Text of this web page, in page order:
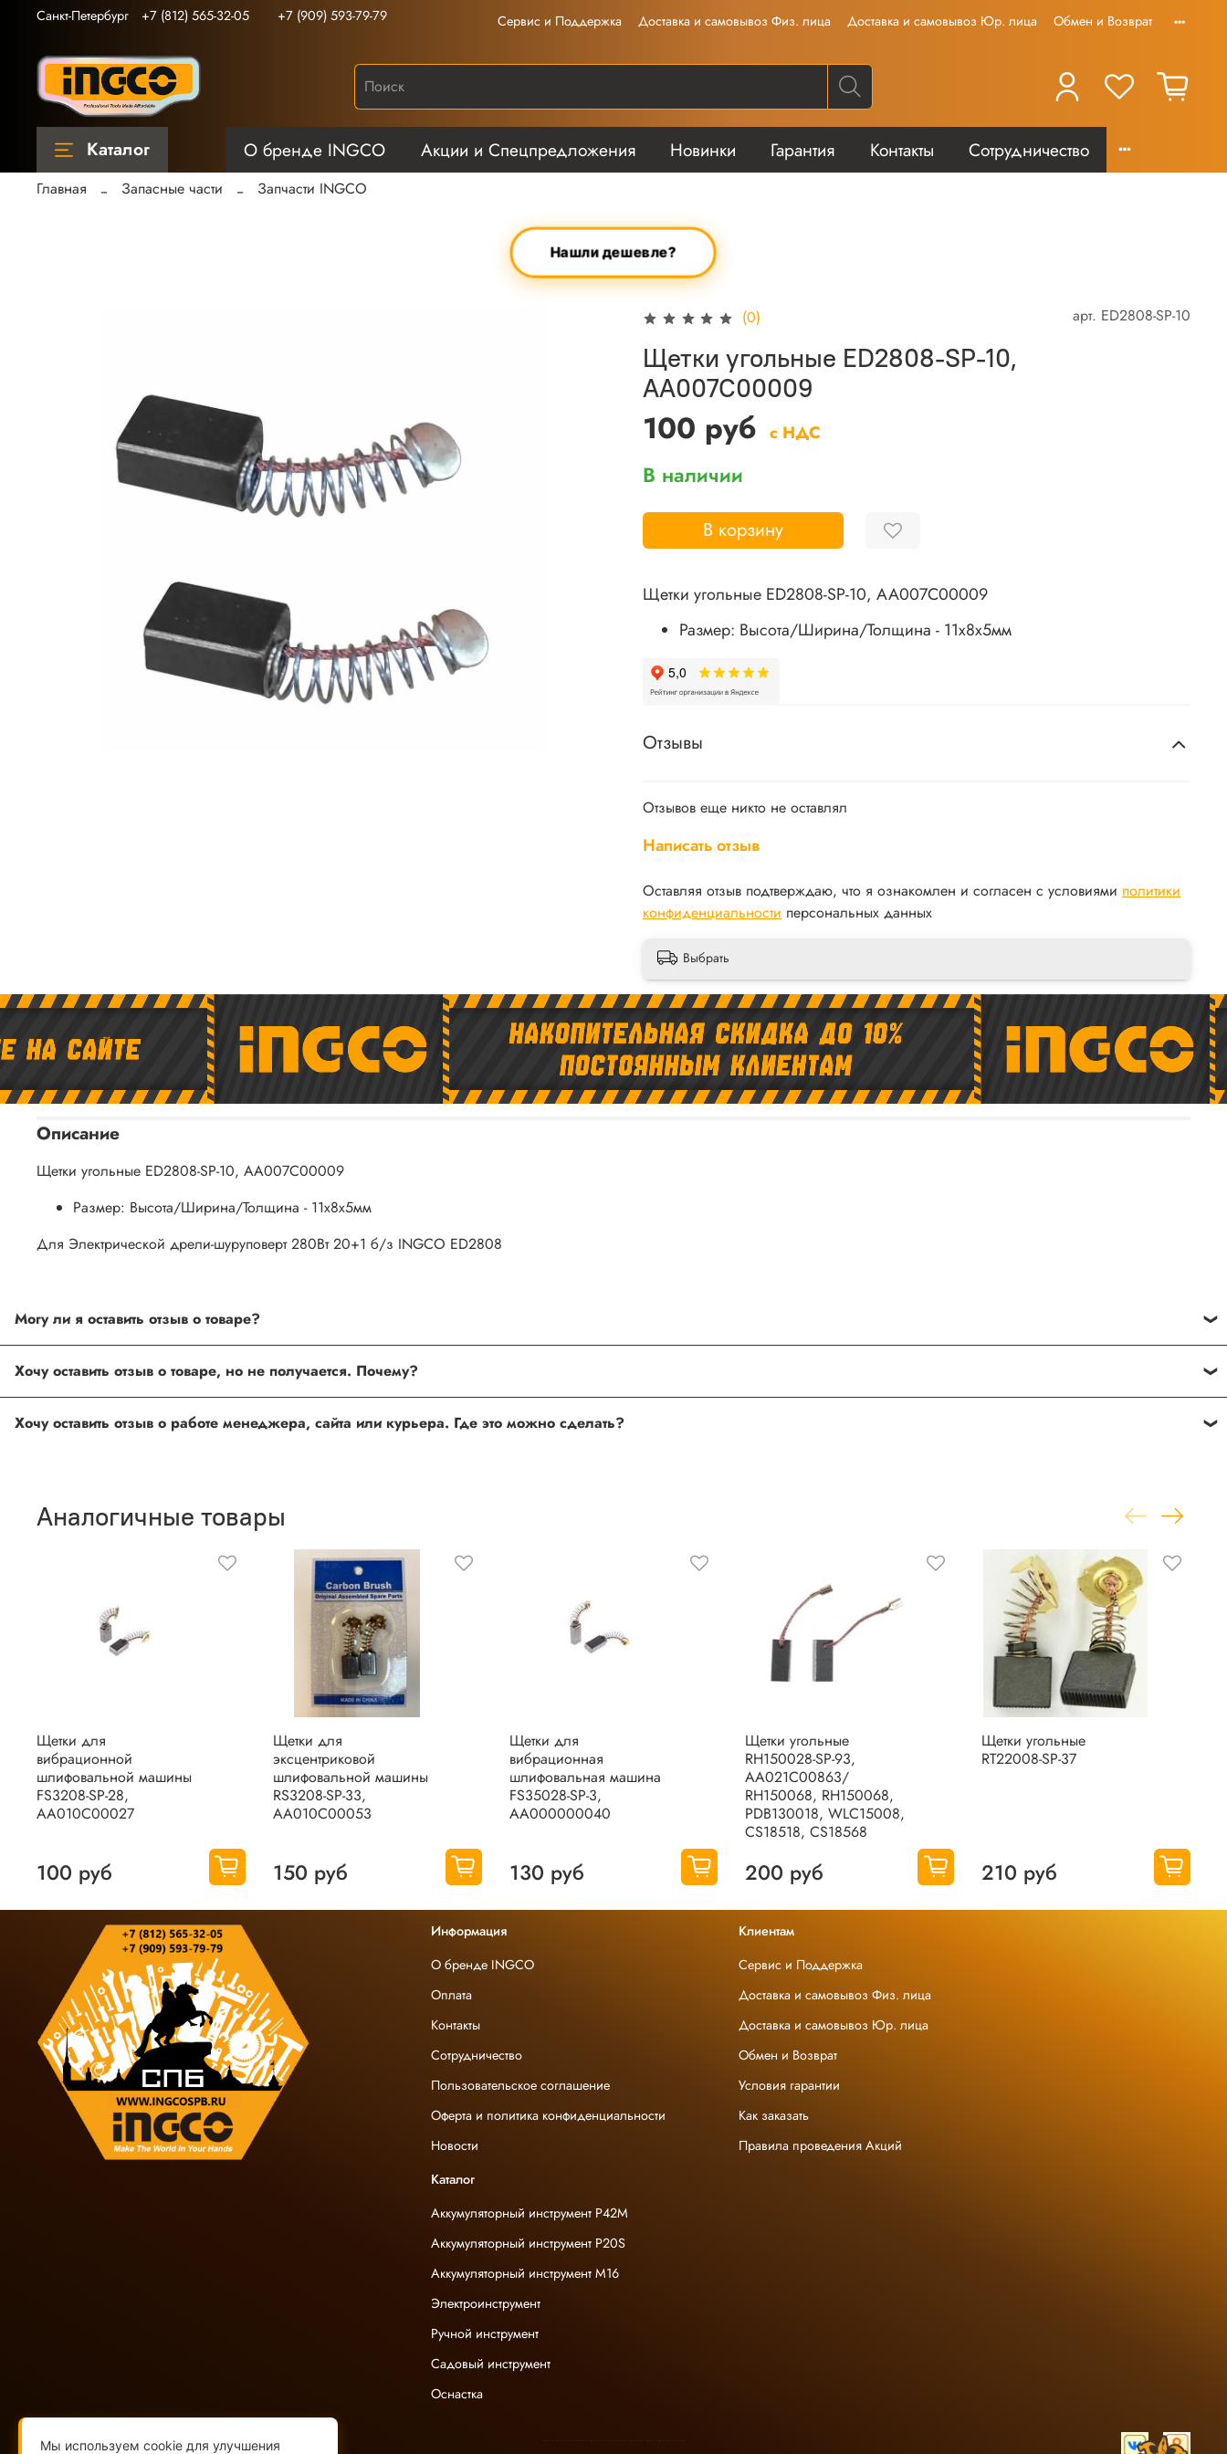
Сервис и Поддержка Доставка и самовывоз Физ. лица Доставка и самовывоз Юр. лица Обмен и Возврат
Санкт-Петербург +7 (812) 565-32-05 +7 (909) 593-79-79
Каталог О бренде INGCO Акции и Спецпредложения Новинки Гарантия Контакты Сотрудничество
Главная Запасные части Запчасти INGCO
Нашли дешевле?
(0) арт. ED2808-SP-10
Щетки угольные ED2808-SP-10,
AA007C00009
100 руб с НДС
В наличии
В корзину
Щетки угольные ED2808-SP-10, AA007C00009
Размер: Высота/Ширина/Толщина - 11х8х5мм
Отзывы
Отзывов еще никто не оставлял
Написать отзыв
Оставляя отзыв подтверждаю, что я ознакомлен и согласен с условиями политики
конфиденциальности персональных данных
Выбрать
Описание
Щетки угольные ED2808-SP-10, AA007C00009
Размер: Высота/Ширина/Толщина - 11х8х5мм
Для Электрической дрели-шуруповерт 280Вт 20+1 б/з INGCO ED2808
товарах проходят модерацию.
ingco.or.itk@gmail.com; ingco.spb@mail.ru
Оставить отзыв о покупке
Аналогичные товары
Щетки для
вибрационной
шлифовальной машины
FS3208-SP-28,
AA010C00027
100 руб
Щетки для
эксцентриковой
шлифовальной машины
RS3208-SP-33,
AA010C00053
150 руб
Щетки для
вибрационная
шлифовальная машина
FS35028-SP-3,
AA000000040
130 руб
Щетки угольные
RH150028-SP-93,
AA021C00863/
RH150068, RH150068,
PDB130018, WLC15008,
CS18518, CS18568
200 руб
Щетки угольные
RT22008-SP-37
210 руб
Информация
О бренде INGCO
Оплата
Контакты
Сотрудничество
Пользовательское соглашение
Оферта и политика конфиденциальности
Новости
Клиентам
Сервис и Поддержка
Доставка и самовывоз Физ. лица
Доставка и самовывоз Юр. лица
Обмен и Возврат
Условия гарантии
Как заказать
Правила проведения Акций
Каталог
Аккумуляторный инструмент P42M
Аккумуляторный инструмент P20S
Аккумуляторный инструмент M16
Электроинструмент
Ручной инструмент
Садовый инструмент
Оснастка
+7(812)565-32-05
Мы используем cookie для улучшения